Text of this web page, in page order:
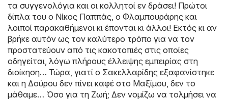
τα συγγενολόγια και οι κολλητοί εν δράσει! Πρώτοι
δίπλα του ο Νίκος Παππάς, ο Φλαμπουράρης και
λοιποί παρακαθήμενοι κι έπονται κι άλλοι! Εκτός κι αν
βρήκε αυτόν ως τον καλύτερο τρόπο για να τον
προστατεύουν από τις κακοτοπιές στις οποίες
οδηγείται, λόγω πλήρους έλλειψης εμπειρίας στη
διοίκηση… Τώρα, γιατί ο Σακελλαρίδης εξαφανίστηκε
και η Δούρου δεν πίνει καφέ στο Μαξίμου, δεν το
μάθαμε… Όσο για τη Ζωή; Δεν νομίζω να τολμήσει να